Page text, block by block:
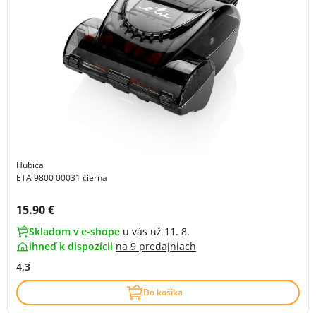
Hubica
ETA 9800 00031 čierna
Cena s DPH:
15.90 €
Skladom v e-shope u vás už 11. 8.
ihneď k dispozícii na 9 predajniach
4.3
Do košíka